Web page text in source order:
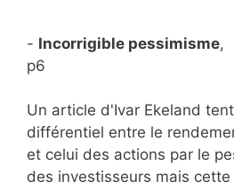
- Incorrigible pessimisme,
p6
Un article d'Ivar Ekeland
différentiel entre le
et celui des actions par le
des investisseurs mais